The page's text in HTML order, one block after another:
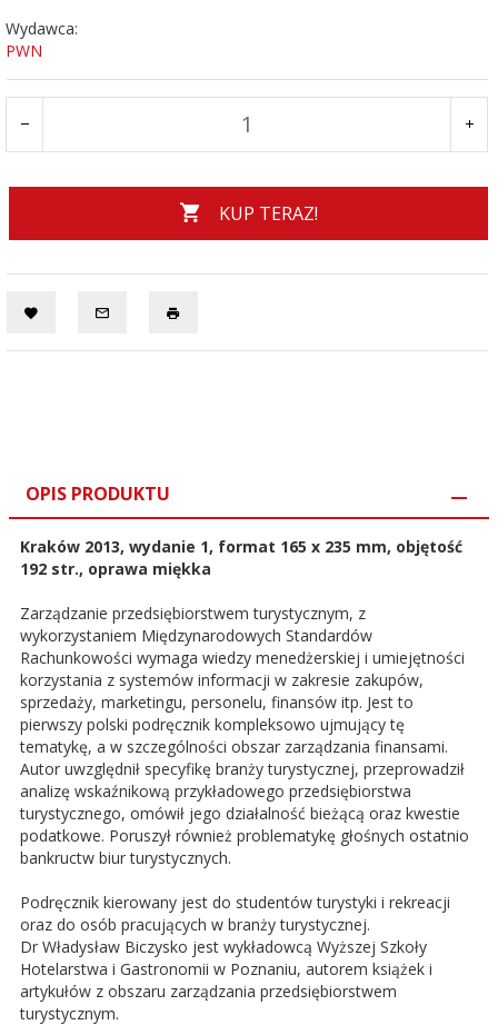
Wydawca:
PWN
KUP TERAZ!
OPIS PRODUKTU
Kraków 2013, wydanie 1, format 165 x 235 mm, objętość
192 str., oprawa miękka
Zarządzanie przedsiębiorstwem turystycznym, z
wykorzystaniem Międzynarodowych Standardów
Rachunkowości wymaga wiedzy menedżerskiej i umiejętności
korzystania z systemów informacji w zakresie zakupów,
sprzedaży, marketingu, personelu, finansów itp. Jest to
pierwszy polski podręcznik kompleksowo ujmujący tę
tematykę, a w szczególności obszar zarządzania finansami.
Autor uwzględnił specyfikę branży turystycznej, przeprowadził
analizę wskaźnikową przykładowego przedsiębiorstwa
turystycznego, omówił jego działalność bieżącą oraz kwestie
podatkowe. Poruszył również problematykę głośnych ostatnio
bankructw biur turystycznych.
Podręcznik kierowany jest do studentów turystyki i rekreacji
oraz do osób pracujących w branży turystycznej.
Dr Władysław Biczysko jest wykładowcą Wyższej Szkoły
Hotelarstwa i Gastronomii w Poznaniu, autorem książek i
artykułów z obszaru zarządzania przedsiębiorstwem
turystycznym.